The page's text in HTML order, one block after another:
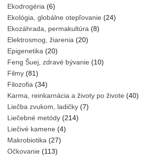
Ekodrogéria (6)
Ekológia, globálne otepľovanie (24)
Ekozáhrada, permakultúra (8)
Elektrosmog, žiarenia (20)
Epigenetika (20)
Feng Šuej, zdravé bývanie (10)
Filmy (81)
Filozofia (34)
Karma, reinkarnácia a životy po živote (40)
Liečba zvukom, ladičky (7)
Liečebné metódy (214)
Liečivé kamene (4)
Makrobiotika (27)
Očkovanie (113)